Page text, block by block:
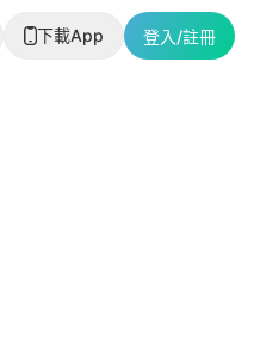
下載App 登入/註冊